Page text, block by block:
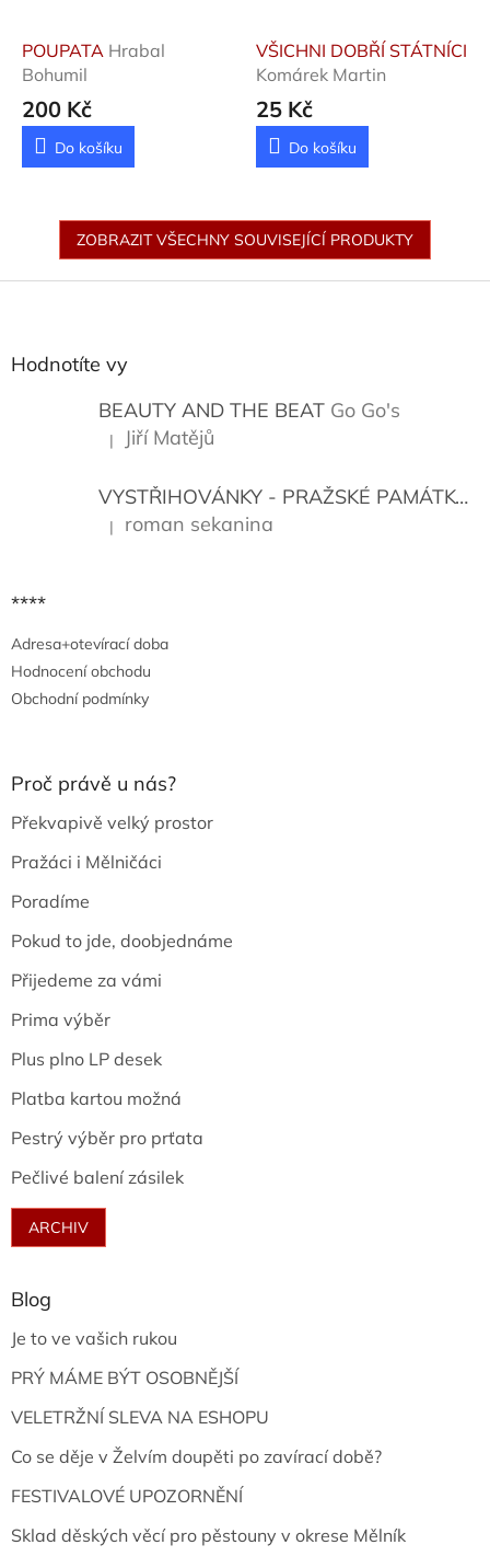
POUPATA Hrabal
Bohumil
200 Kč
Do košíku
VŠICHNI DOBŘÍ STÁTNÍCI
Komárek Martin
25 Kč
Do košíku
ZOBRAZIT VŠECHNY SOUVISEJÍCÍ PRODUKTY
Hodnotíte vy
BEAUTY AND THE BEAT Go Go's
Hodnocení produktu je 5 z 5 hvězdiček.
| Jiří Matějů
VYSTŘIHOVÁNKY - PRAŽSKÉ PAMÁTKY
Hodnocení produktu je 5 z 5 hvězdiček.
| roman sekanina
****
Adresa+otevírací doba
Hodnocení obchodu
Obchodní podmínky
Proč právě u nás?
Překvapivě velký prostor
Pražáci i Mělničáci
Poradíme
Pokud to jde, doobjednáme
Přijedeme za vámi
Prima výběr
Plus plno LP desek
Platba kartou možná
Pestrý výběr pro prťata
Pečlivé balení zásilek
ARCHIV
Blog
Je to ve vašich rukou
PRÝ MÁME BÝT OSOBNĚJŠÍ
VELETRŽNÍ SLEVA NA ESHOPU
Co se děje v Želvím doupěti po zavírací době?
FESTIVALOVÉ UPOZORNĚNÍ
Sklad děských věcí pro pěstouny v okrese Mělník